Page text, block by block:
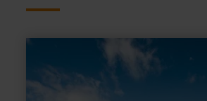
mehr
Naturfreibad
Pulvermaar